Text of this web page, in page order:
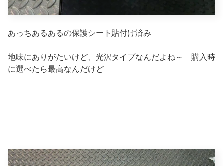
あっちあるあるの保護シート貼付け済み
地味にありがたいけど、光沢タイプなんだよね～ 購入時
に選べたら最高なんだけど